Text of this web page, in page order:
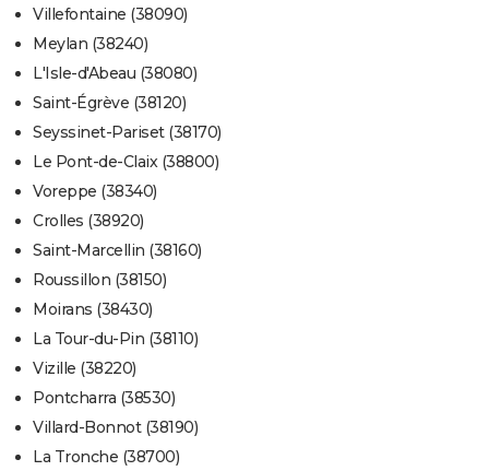
Villefontaine (38090)
Meylan (38240)
L'Isle-d'Abeau (38080)
Saint-Égrève (38120)
Seyssinet-Pariset (38170)
Le Pont-de-Claix (38800)
Voreppe (38340)
Crolles (38920)
Saint-Marcellin (38160)
Roussillon (38150)
Moirans (38430)
La Tour-du-Pin (38110)
Vizille (38220)
Pontcharra (38530)
Villard-Bonnot (38190)
La Tronche (38700)